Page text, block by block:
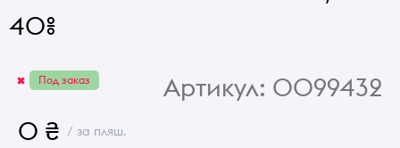
40%
Под заказ Артикул: 0099432
0 ₴ / за пляш.